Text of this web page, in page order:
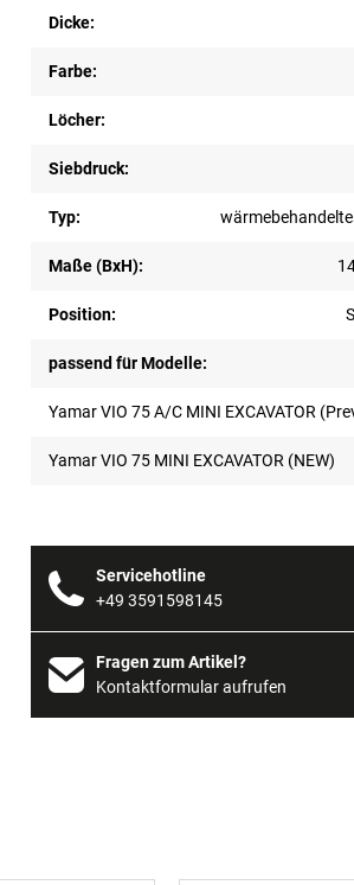
Dicke:
Farbe:
Löcher:
Siebdruck:
Typ:
Maße (BxH):
Position:
passend für Modelle:
Yamar VIO 75 A/C MINI EXCAVATOR
Yamar VIO 75 MINI EXCAVATOR (NEW)
Servicehotline
+49 3591598145
Fragen zum Artikel?
Kontaktformular aufrufen